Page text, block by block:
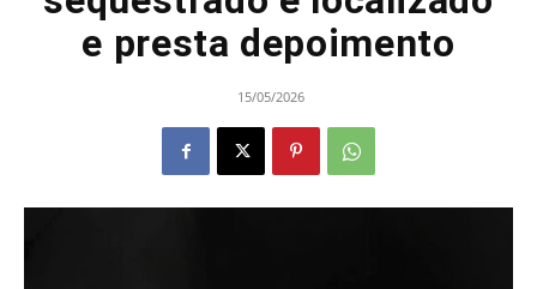
e presta depoimento
15/05/2026